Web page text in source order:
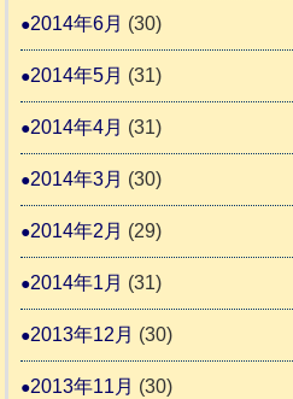
2014年6月 (30)
2014年5月 (31)
2014年4月 (31)
2014年3月 (30)
2014年2月 (29)
2014年1月 (31)
2013年12月 (30)
2013年11月 (30)